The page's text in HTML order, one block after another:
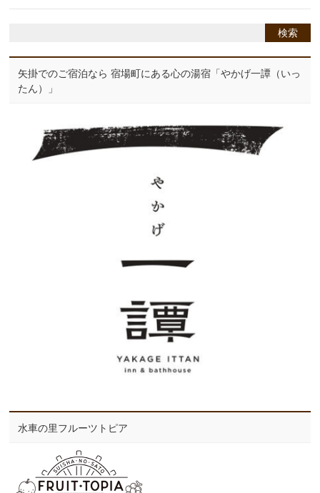
矢掛でのご宿泊なら 宿場町にある心の湯宿「やかげ一譚（いっ
たん）」
水車の里フルーツトピア